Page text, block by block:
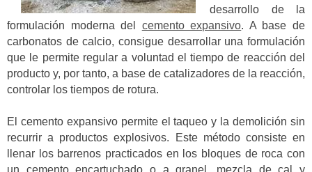
desarrollo de la
formulación moderna del cemento expansivo. A base de
carbonatos de calcio, consigue desarrollar una formulación
que le permite regular a voluntad el tiempo de reacción del
producto y, por tanto, a base de catalizadores de la reacción,
controlar los tiempos de rotura.
El cemento expansivo permite el taqueo y la demolición sin
recurrir a productos explosivos. Este método consiste en
llenar los barrenos practicados en los bloques de roca con
un cemento encartuchado o a granel, mezcla de cal y